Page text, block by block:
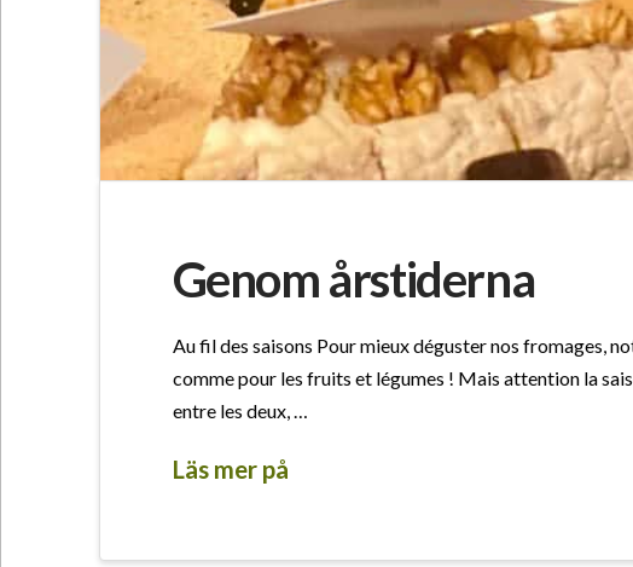
Genom årstiderna
Au fil des saisons Pour mieux déguster nos fromages,
comme pour les fruits et légumes ! Mais attention la
entre les deux, …
Läs mer på